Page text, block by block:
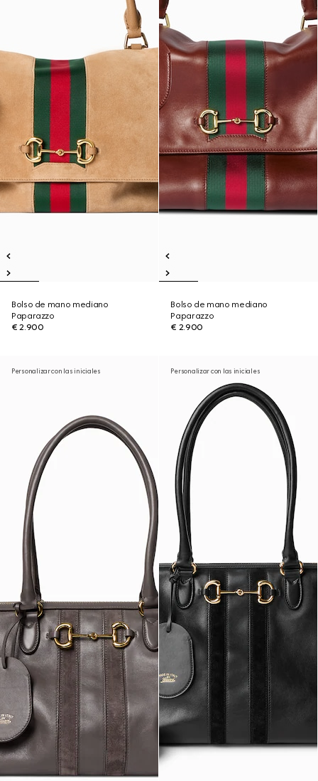
Bolso de mano mediano
Paparazzo
€ 2.900
Bolso de mano mediano
Paparazzo
€ 2.900
Personalizar con las iniciales Personalizar con las iniciales